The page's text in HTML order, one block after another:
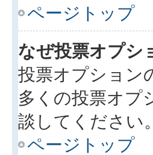
ページトップ
なぜ投票オプシ
投票オプション
多くの投票オプ
談してください。
ページトップ